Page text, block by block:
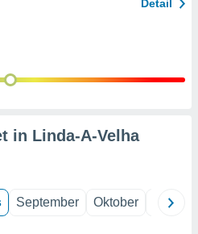
Detail
in Linda-A-Velha
September Oktober